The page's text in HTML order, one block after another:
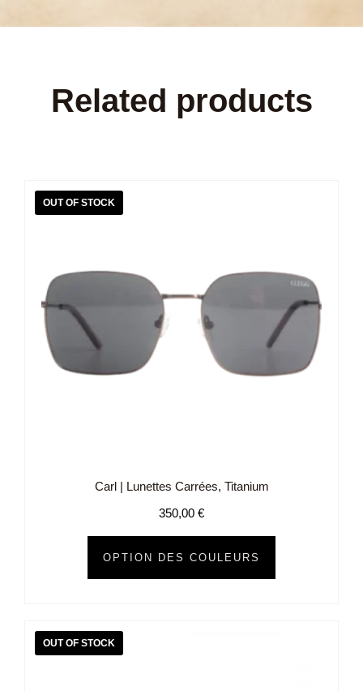
Related products
Carl | Lunettes Carrées, Titanium
350,00 €
OPTION DES COULEURS